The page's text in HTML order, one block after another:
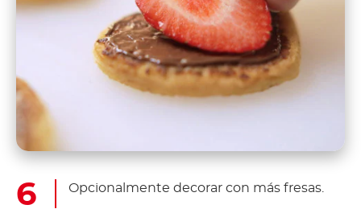
Opcionalmente decorar con más fresas.